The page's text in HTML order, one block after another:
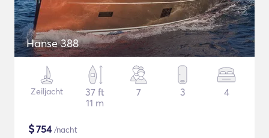
Hanse 388
Zeiljacht
37 ft
11 m
7 3 4
$754/nacht